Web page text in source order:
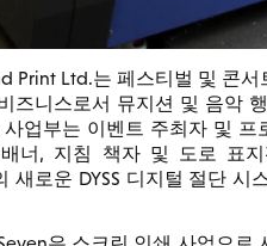
Print Ltd.는 페스티벌 및 콘
즈니스로서 뮤지션 및 음악
업부는 이벤트 주최자 및 프
너, 지침 책자 및 도로 표
새로운 DYSS 디지털 절단 시